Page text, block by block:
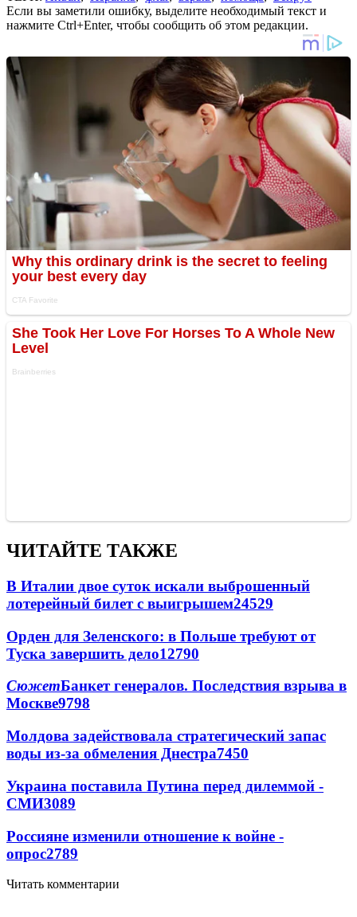
Если вы заметили ошибку, выделите необходимый текст и
нажмите Ctrl+Enter, чтобы сообщить об этом редакции.
ЧИТАЙТЕ ТАКЖЕ
В Италии двое суток искали выброшенный
лотерейный билет с выигрышем24529
Орден для Зеленского: в Польше требуют от
Туска завершить дело12790
СюжетБанкет генералов. Последствия взрыва в
Москве9798
Молдова задействовала стратегический запас
воды из-за обмеления Днестра7450
Украина поставила Путина перед дилеммой -
СМИ3089
Россияне изменили отношение к войне -
опрос2789
Читать комментарии